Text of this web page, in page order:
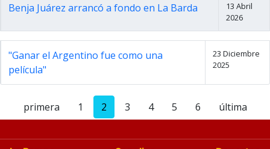
Benja Juárez arrancó a fondo en La Barda
13 Abril
2026
"Ganar el Argentino fue como una
película"
23 Diciembre
2025
primera 1 2 3 4 5 6 última